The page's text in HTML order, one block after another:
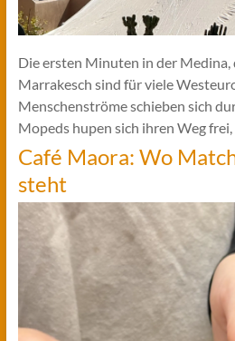
Die ersten Minuten in der
Marrakesch sind für viele
Menschenströme schieben sich
Mopeds hupen sich ihren Weg
Café Maora: Wo
steht